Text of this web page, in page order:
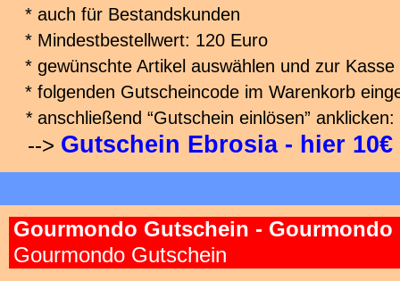
* auch für Bestandskunden
* Mindestbestellwert: 120 Euro
* gewünschte Artikel auswählen und zur Kasse
* folgenden Gutscheincode im Warenkorb
* anschließend “Gutschein einlösen” anklicken:
--> Gutschein Ebrosia - hier
Gourmondo Gutschein - Gourmondo
Gourmondo Gutschein